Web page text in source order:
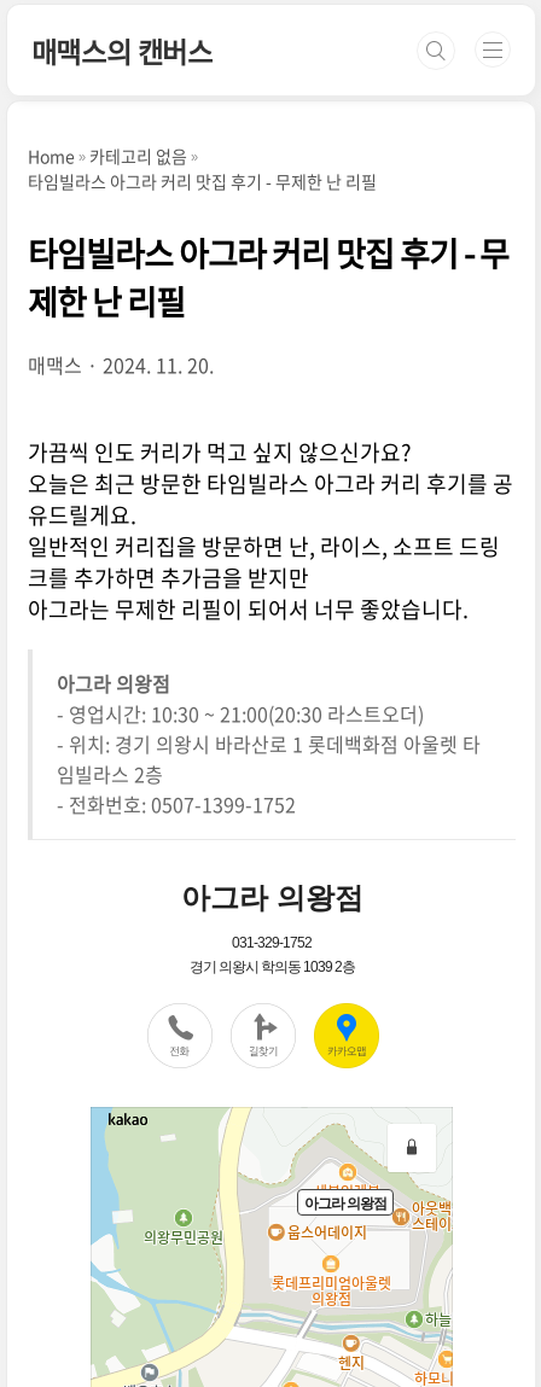
매맥스의 캔버스
Home
카테고리 없음
타임빌라스 아그라 커리 맛집 후기 - 무제한 난 리필
타임빌라스 아그라 커리 맛집 후기 - 무
제한 난 리필
매맥스 2024. 11. 20.
가끔씩 인도 커리가 먹고 싶지 않으신가요?
오늘은 최근 방문한 타임빌라스 아그라 커리 후기를 공
유드릴게요.
일반적인 커리집을 방문하면 난, 라이스, 소프트 드링
크를 추가하면 추가금을 받지만
아그라는 무제한 리필이 되어서 너무 좋았습니다.
아그라 의왕점
- 영업시간: 10:30 ~ 21:00(20:30 라스트오더)
- 위치: 경기 의왕시 바라산로 1 롯데백화점 아울렛 타
임빌라스 2층
- 전화번호: 0507-1399-1752